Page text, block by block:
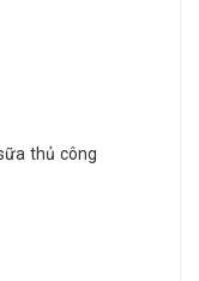
thủ công